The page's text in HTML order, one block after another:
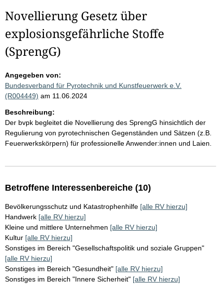
Novellierung Gesetz über
explosionsgefährliche Stoffe
(SprengG)
Angegeben von:
Bundesverband für Pyrotechnik und Kunstfeuerwerk e.V.
(R004449) am 11.06.2024
Beschreibung:
Der bvpk begleitet die Novellierung des SprengG hinsichtlich der
Regulierung von pyrotechnischen Gegenständen und Sätzen (z.B.
Feuerwerkskörpern) für professionelle Anwender:innen und Laien.
Betroffene Interessenbereiche (10)
Bevölkerungsschutz und Katastrophenhilfe [alle RV hierzu]
Handwerk [alle RV hierzu]
Kleine und mittlere Unternehmen [alle RV hierzu]
Kultur [alle RV hierzu]
Sonstiges im Bereich "Gesellschaftspolitik und soziale Gruppen"
[alle RV hierzu]
Sonstiges im Bereich "Gesundheit" [alle RV hierzu]
Sonstiges im Bereich "Innere Sicherheit" [alle RV hierzu]